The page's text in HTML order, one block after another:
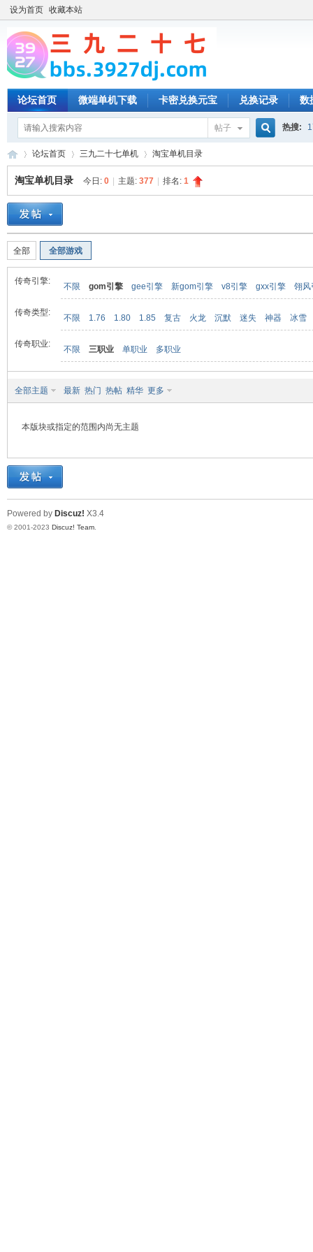
设为首页 收藏本站
论坛首页 微端单机下载 卡密兑换元宝 兑换记录 数
帖子 热搜:
»
论坛首页 三九二十七单机 淘宝单机目录
淘宝单机目录 今日: 0 主题: 377 排名: 1
全部 全部游戏
传奇引擎:
不限 gom引擎 gee引擎 新gom引擎 v8引擎 gxx引擎 翎风
传奇类型:
不限 1.76 1.80 1.85 复古 火龙 沉默 迷失 神器 冰雪
传奇职业:
不限 三职业 单职业 多职业
全部主题 最新 热门 热帖 精华 更多
本版块或指定的范围内尚无主题
Powered by Discuz! X3.4
© 2001-2023 Discuz! Team.